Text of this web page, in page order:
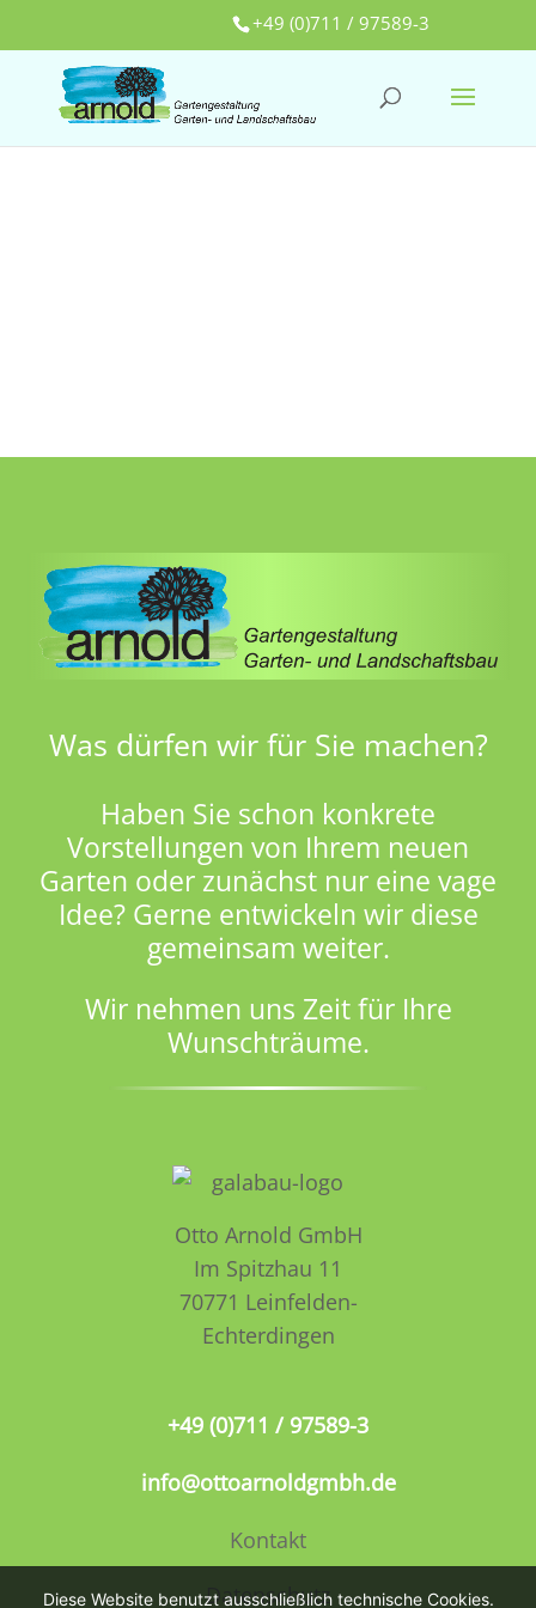
+49 (0)711 / 97589-3
Was dürfen wir für Sie machen?
Haben Sie schon konkrete
Vorstellungen von Ihrem neuen
Garten oder zunächst nur eine vage
Idee? Gerne entwickeln wir diese
gemeinsam weiter.
Wir nehmen uns Zeit für Ihre
Wunschträume.
Otto Arnold GmbH
Im Spitzhau 11
70771 Leinfelden­­
Echterdingen
+49 (0)711 / 97589-3
info@ottoarnoldgmbh.de
Kontakt
Datenschutz
Diese Website benutzt ausschließlich technische Cookies.